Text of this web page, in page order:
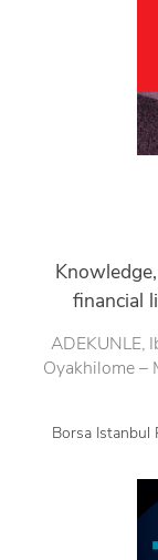
financial
ADEKUNLE,
Oyakhilome –
Borsa Istanbul